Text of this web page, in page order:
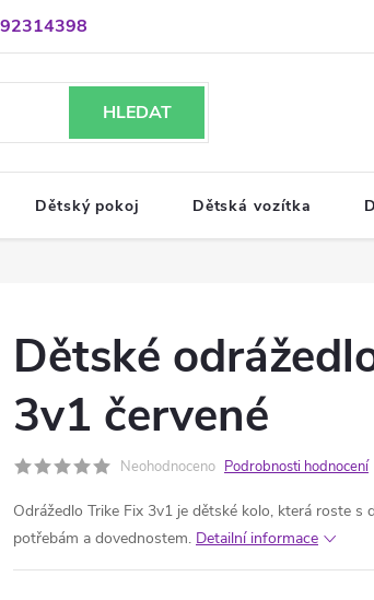
HLEDAT
Dětský pokoj Dětská vozítka
Dětské
3v1 červené
Neohodnoceno Podrobnosti hodnocení
Odrážedlo Trike Fix 3v1 je dětské kolo, která roste s
potřebám a dovednostem. Detailní informace